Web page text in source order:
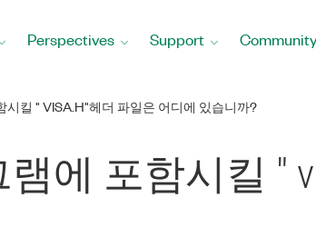
Perspectives Support
킬 " VISA.H"헤더 파일은 어디에 있습니까?
램에 포함시킬 "